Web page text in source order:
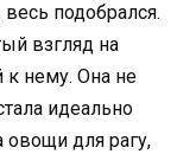
подобрался.
взгляд на
к нему. Она не
идеально
овощи для рагу,